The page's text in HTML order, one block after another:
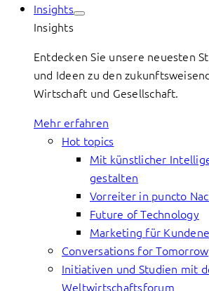
Insights
Insights
Entdecken Sie unsere neuesten
und Ideen zu den
Wirtschaft und Gesellschaft.
Mehr erfahren
Hot topics
Mit künstlicher
gestalten
Vorreiter in puncto
Future of Technology
Marketing für
Conversations for Tomorrow
Initiativen und Studien mit
Weltwirtschaftsforum